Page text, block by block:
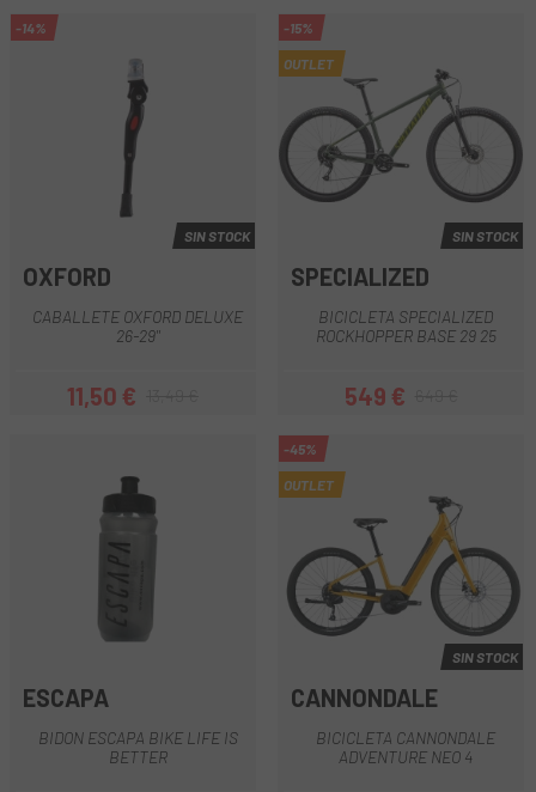
-14%
SIN STOCK
OXFORD
CABALLETE OXFORD DELUXE
26-29''
Precio
11,50 €Precio regular
-15%
OUTLET
SIN STOCK
SPECIALIZED
BICICLETA SPECIALIZED
ROCKHOPPER BASE 29 25
Precio
549 €Precio regular
ESCAPA
BIDON ESCAPA BIKE LIFE IS
BETTER
-45%
OUTLET
SIN STOCK
CANNONDALE
BICICLETA CANNONDALE
ADVENTURE NEO 4